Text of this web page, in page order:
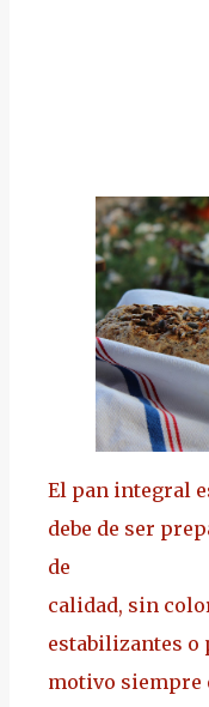
El pan integral
debe de ser
de
calidad, sin
estabilizantes o
motivo siempre